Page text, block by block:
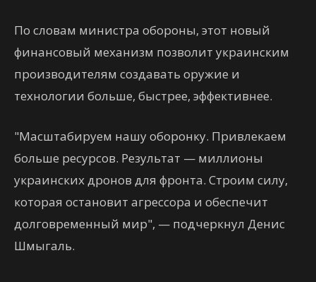
По словам министра обороны, этот новый
финансовый механизм позволит украинским
производителям создавать оружие и
технологии больше, быстрее, эффективнее.
"Масштабируем нашу оборонку. Привлекаем
больше ресурсов. Результат — миллионы
украинских дронов для фронта. Строим силу,
которая остановит агрессора и обеспечит
долговременный мир", — подчеркнул Денис
Шмыгаль.